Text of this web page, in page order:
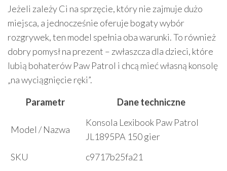
Jeżeli zależy Ci na sprzęcie, który nie zajmuje dużo
miejsca, a jednocześnie oferuje bogaty wybór
rozgrywek, ten model spełnia oba warunki. To również
dobry pomysł na prezent – zwłaszcza dla dzieci, które
lubią bohaterów Paw Patrol i chcą mieć własną konsolę
„na wyciągnięcie ręki”.
Parametr
Dane techniczne
Model / Nazwa
Konsola Lexibook Paw Patrol
JL1895PA 150 gier
SKU
c9717b25fa21